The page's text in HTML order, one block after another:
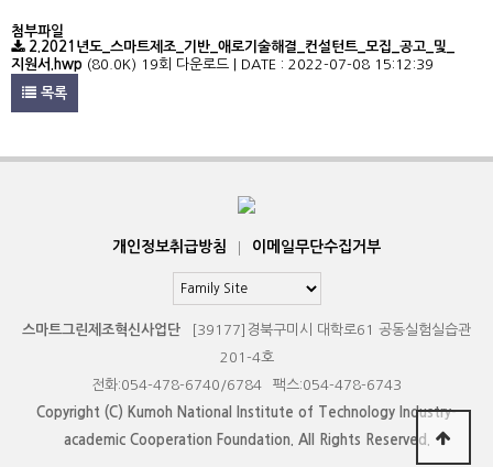
첨부파일
2.2021년도_스마트제조_기반_애로기술해결_컨설턴트_모집_공고_및_
지원서.hwp (80.0K) 19회 다운로드 | DATE : 2022-07-08 15:12:39
목록
개인정보취급방침 이메일무단수집거부
스마트그린제조혁신사업단
[39177]경북구미시 대학로61 공동실험실습관
201-4호
전화:054-478-6740/6784
팩스:054-478-6743
Copyright (C) Kumoh National Institute of Technology Industry-
academic Cooperation Foundation. All Rights Reserved.